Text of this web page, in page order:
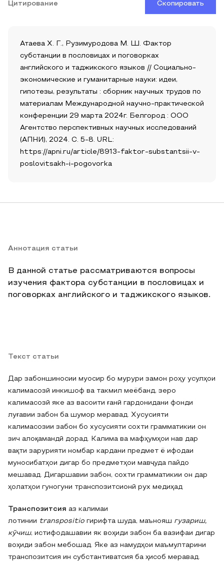
Цитирование Скопировать
Атаева Х. Г., Рузимуродова М. Ш. Фактор
субстанции в пословицах и поговорках
английского и таджикского языков // Социально-
экономические и гуманитарные науки: идеи,
гипотезы, результаты : сборник научных трудов по
материалам Международной научно-практической
конференции 29 марта 2024г. Белгород : ООО
Агентство перспективных научных исследований
(АПНИ), 2024. С. 5-8. URL:
https://apni.ru/article/8913-faktor-substantsii-v-
poslovitsakh-i-pogovorka
Аннотация статьи
В данной статье рассматриваются вопросы
изучения фактора субстанции в пословицах и
поговорках английского и таджикского языков.
Текст статьи
Дар забоншиносии муосир бо мурури замон роҳу усулҳои
калимасозӣ инкишоф ва такмил меёбанд, зеро
калимасозӣ яке аз васоити ғанӣ гардонидани фонди
луғавии забон ба шумор меравад. Хусусияти
калимасозии забон бо хусусияти сохти грамматикии он
зич алоқамандӣ дорад. Калима ва мафҳумҳои нав дар
вақти зарурияти номбар кардани предмет ё ифодаи
муносибатҳои дигар бо предметҳои мавҷуда пайдо
мешавад. Дигаршавии забон, сохти грамматикии он дар
ҳолатҳои гуногуни транспозитсионӣ рух медиҳад
Транспозитсия аз калимаи
лотинии transpositio гирифта шуда, маънояш гузариш,
кӯчиш, истифодашавии як воҳиди забон ба вазифаи дигар
воҳиди забон мебошад. Яке аз намудҳои маъмултарини
транспозитсия ин субстантиватсия ба ҳисоб меравад.